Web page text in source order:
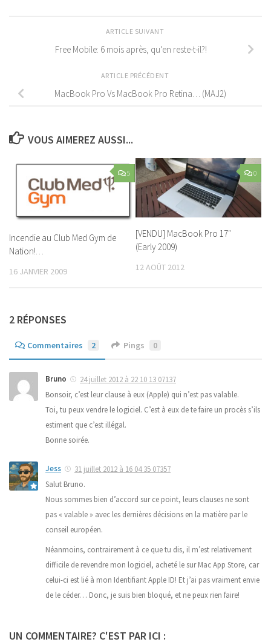
ARTICLE SUIVANT
Free Mobile: 6 mois après, qu’en reste-t-il?!
ARTICLE PRÉCÉDENT
MacBook Pro Vs MacBook Pro Retina… (MAJ2)
VOUS AIMEREZ AUSSI...
5
Incendie au Club Med Gym de
Nation!…
16 JANVIER 2009
0
[VENDU] MacBook Pro 17″
(Early 2009)
12 AOÛT 2012
2 RÉPONSES
Commentaires 2 Pings 0
Bruno
24 juillet 2012 à 22 10 13 07137
Bonsoir, c’est leur clause à eux (Apple) qui n’est pas valable.
Toi, tu peux vendre le logiciel. C’est à eux de te faire un procès s’ils
estiment que c’est illégal.
Bonne soirée.
Jess
31 juillet 2012 à 16 04 35 07357
Salut Bruno.
Nous sommes bien d’accord sur ce point, leurs clauses ne sont
pas « valable » avec les dernières décisions en la matière par le
conseil européen.
Néanmoins, contrairement à ce que tu dis, il m’est relativement
difficile de revendre mon logiciel, acheté le sur Mac App Store, car
celui-ci est lié à mon Identifiant Apple ID! Et j’ai pas vraiment envie
de le céder… Donc, je suis bien bloqué, et ne peux rien faire!
UN COMMENTAIRE? C'EST PAR ICI :